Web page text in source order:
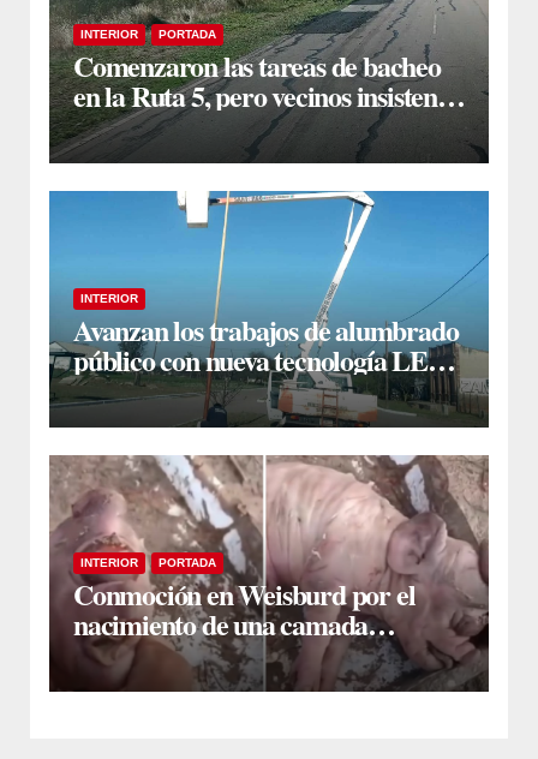
INTERIOR PORTADA
Comenzaron las tareas de bacheo
en la Ruta 5, pero vecinos insisten
en un reclamo integral
INTERIOR
Avanzan los trabajos de alumbrado
público con nueva tecnología LED
en Estación Taboada
INTERIOR PORTADA
Conmoción en Weisburd por el
nacimiento de una camada
lechones con graves deformaciones